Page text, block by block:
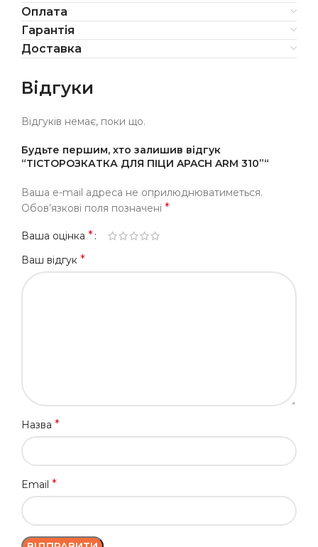
Оплата
Гарантія
Доставка
Відгуки
Відгуків немає, поки що.
Будьте першим, хто залишив відгук
“ТІСТОРОЗКАТКА ДЛЯ ПІЦИ APACH ARM 310”“
Ваша e-mail адреса не оприлюднюватиметься.
Обов’язкові поля позначені *
Ваша оцінка *
Ваш відгук *
Назва *
Email *